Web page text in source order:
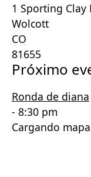
1 Sporting Clay
Wolcott
CO
81655
Próximo
Ronda de diana
- 8:30 pm
Cargando